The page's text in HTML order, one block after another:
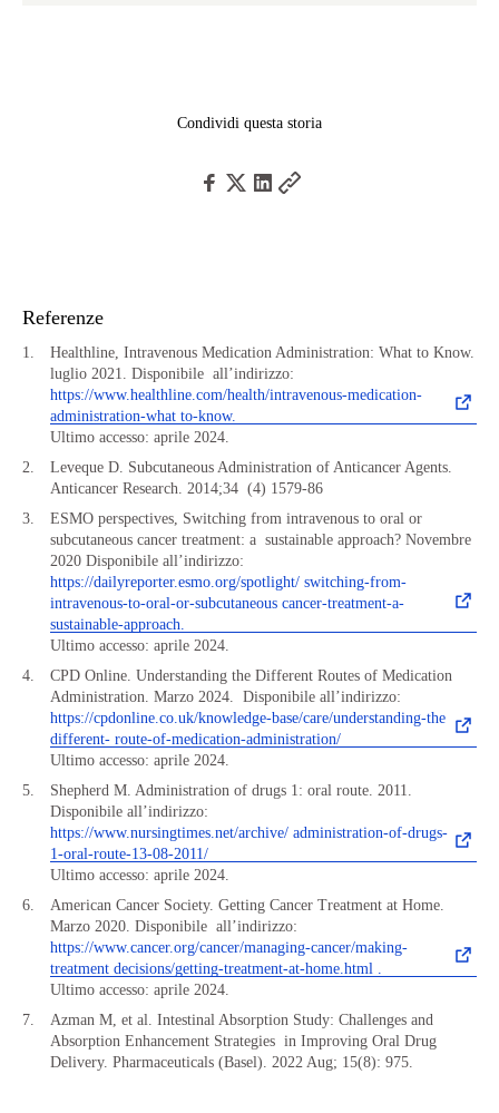
Condividi questa storia
Referenze
Healthline, Intravenous Medication Administration: What to Know.
luglio 2021. Disponibile all’indirizzo:
https://www.healthline.com/health/intravenous-medication-
administration-what to-know.
Ultimo accesso: aprile 2024.
Leveque D. Subcutaneous Administration of Anticancer Agents.
Anticancer Research. 2014;34 (4) 1579-86
ESMO perspectives, Switching from intravenous to oral or
subcutaneous cancer treatment: a sustainable approach? Novembre
2020 Disponibile all’indirizzo:
https://dailyreporter.esmo.org/spotlight/ switching-from-
intravenous-to-oral-or-subcutaneous cancer-treatment-a-
sustainable-approach.
Ultimo accesso: aprile 2024.
CPD Online. Understanding the Different Routes of Medication
Administration. Marzo 2024. Disponibile all’indirizzo:
https://cpdonline.co.uk/knowledge-base/care/understanding-the
different- route-of-medication-administration/
Ultimo accesso: aprile 2024.
Shepherd M. Administration of drugs 1: oral route. 2011.
Disponibile all’indirizzo:
https://www.nursingtimes.net/archive/ administration-of-drugs-
1-oral-route-13-08-2011/
Ultimo accesso: aprile 2024.
American Cancer Society. Getting Cancer Treatment at Home.
Marzo 2020. Disponibile all’indirizzo:
https://www.cancer.org/cancer/managing-cancer/making-
treatment decisions/getting-treatment-at-home.html .
Ultimo accesso: aprile 2024.
Azman M, et al. Intestinal Absorption Study: Challenges and
Absorption Enhancement Strategies in Improving Oral Drug
Delivery. Pharmaceuticals (Basel). 2022 Aug; 15(8): 975.